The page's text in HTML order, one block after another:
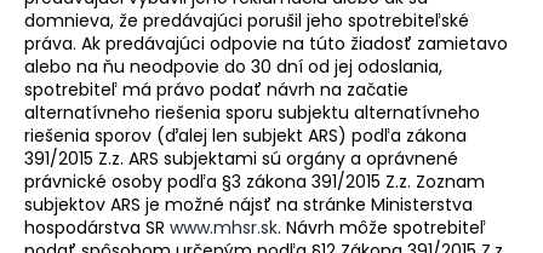
domnieva, že predávajúci porušil jeho spotrebiteľské
práva. Ak predávajúci odpovie na túto žiadosť zamietavo
alebo na ňu neodpovie do 30 dní od jej odoslania,
spotrebiteľ má právo podať návrh na začatie
alternatívneho riešenia sporu subjektu alternatívneho
riešenia sporov (ďalej len subjekt ARS) podľa zákona
391/2015 Z.z. ARS subjektami sú orgány a oprávnené
právnické osoby podľa §3 zákona 391/2015 Z.z. Zoznam
subjektov ARS je možné nájsť na stránke Ministerstva
hospodárstva SR www.mhsr.sk. Návrh môže spotrebiteľ